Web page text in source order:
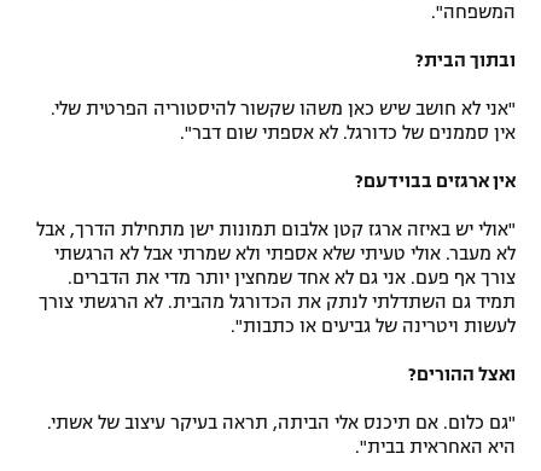
מדיניות פרטיות
תקנון פעילות ספורט 1
רשיון להקרנה פומבית לבית עסק
הצטרפות לחבילת הערוצים
לוח דרושים – ג'ובנט
תגיות
המגזין
אומנויות לחימה
המשפחה".
ובתוך הבית?
"אני לא חושב שיש כאן משהו שקשור להיסטוריה הפרטית שלי.
אין סממנים של כדורגל. לא אספתי שום דבר".
אין ארגזים בבוידעם?
"אולי יש באיזה ארגז קטן אלבום תמונות ישן מתחילת הדרך, אבל
לא מעבר. אולי טעיתי שלא אספתי ולא שמרתי אבל לא הרגשתי
צורך אף פעם. אני גם לא אחד שמחצין יותר מדי את הדברים.
תמיד גם השתדלתי לנתק את הכדורגל מהבית. לא הרגשתי צורך
לעשות ויטרינה של גביעים או כתבות".
ואצל ההורים?
"גם כלום. אם תיכנס אלי הביתה, תראה בעיקר עיצוב של אשתי.
היא האחראית בבית".